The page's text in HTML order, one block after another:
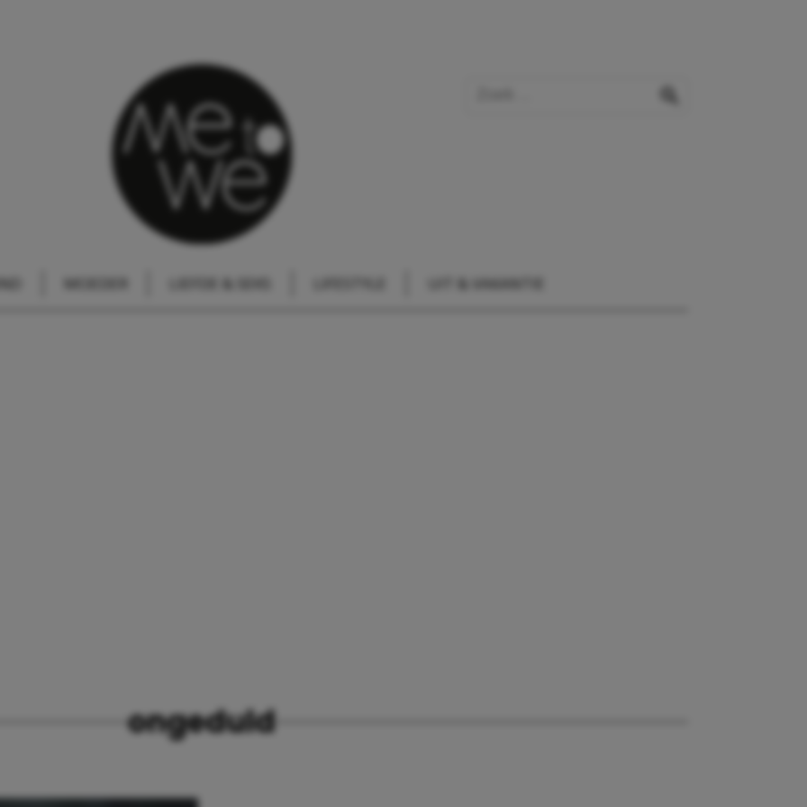
MOEDER LIEFDE & SEKS UIT & VAKANTIE
ongeduld